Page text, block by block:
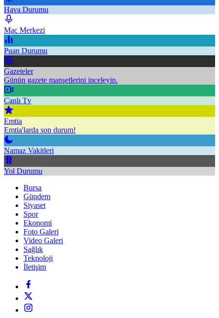
Hava Durumu
Maç Merkezi
Puan Durumu
Gazeteler
Günün gazete manşetlerini inceleyin.
Canlı Tv
Emtia
Emtia'larda son durum!
Namaz Vakitleri
Yol Durumu
Bursa
Gündem
Siyaset
Spor
Ekonomi
Foto Galeri
Video Galeri
Sağlık
Teknoloji
İletişim